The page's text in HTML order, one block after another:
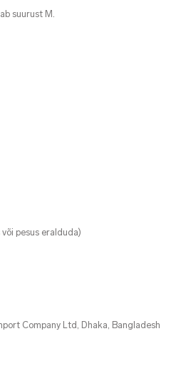
suurust M.
pesus eralduda)
Company Ltd, Dhaka, Bangladesh